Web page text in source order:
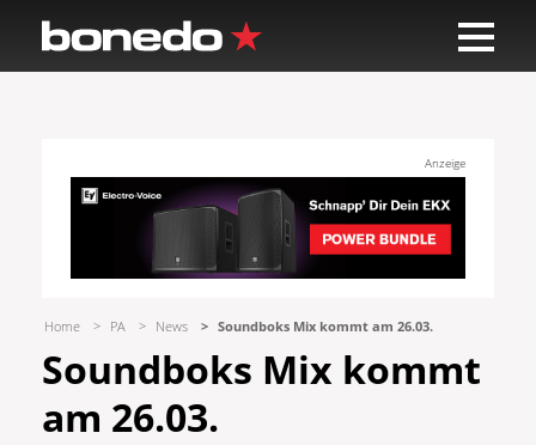
Anzeige
Home PA News Soundboks Mix kommt am 26.03.
Soundboks Mix kommt
am 26.03.